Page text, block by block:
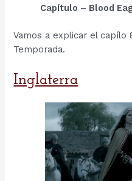
Capítulo – Blood
Vamos a explicar el capílo
Temporada.
Inglaterra